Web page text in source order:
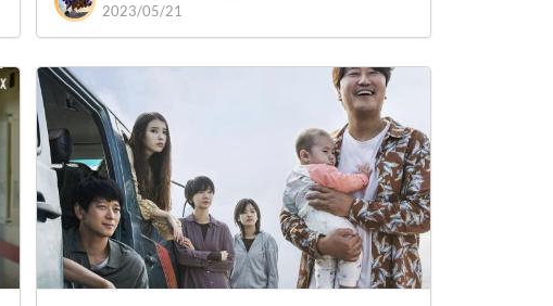
2023/05/21